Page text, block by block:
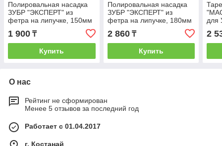
Полировальная насадка
ЗУБР "ЭКСПЕРТ" из
фетра на липучке, 150мм
1 900 ₸
Купить
Полировальная насадка
ЗУБР "ЭКСПЕРТ" из
фетра на липучке, 180мм
2 860₸
Купить
для
2
О нас
Рейтинг не сформирован
Менее 5 отзывов за последний год
Работает с 01.04.2017
г. Костанай